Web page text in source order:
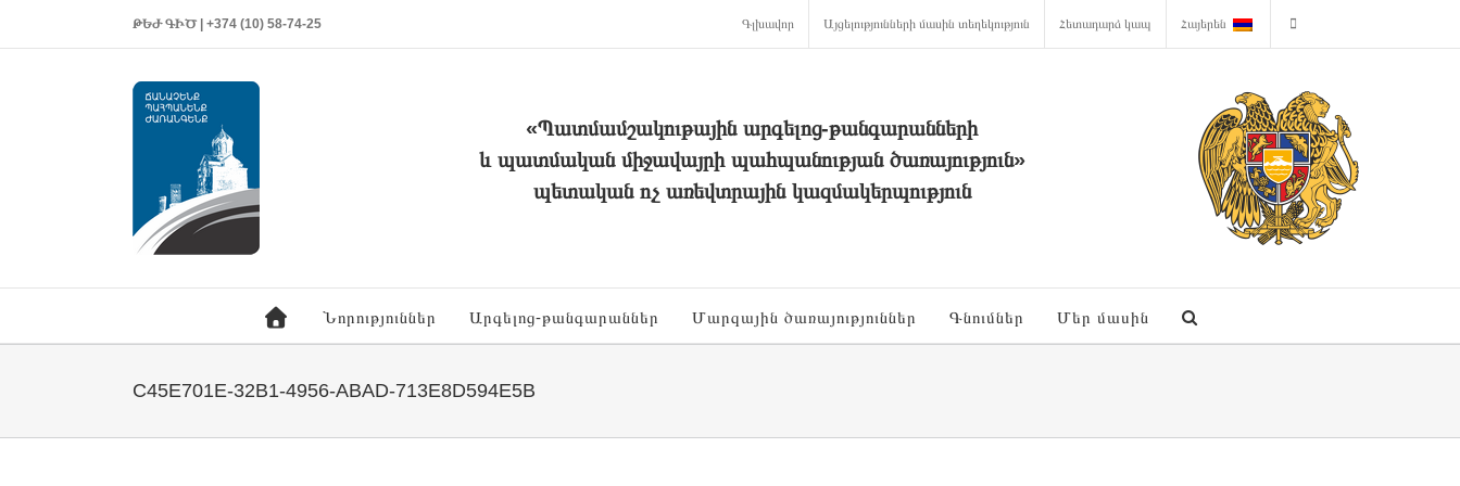
ԹԵԺ ԳԻԾ | +374 (10) 58-74-25 Գլխավոր Այցելությունների մասին տեղեկություն Հետադարձ կապ Հայերեն
«Պատմամշակութային արգելոց-թանգարանների
և պատմական միջավայրի պահպանության ծառայություն»
պետական ոչ առեվտրային կազմակերպություն
Նորություններ Արգելոց-թանգարաններ Մարզային ծառայություններ Գնումներ Մեր մասին
C45E701E-32B1-4956-ABAD-713E8D594E5B